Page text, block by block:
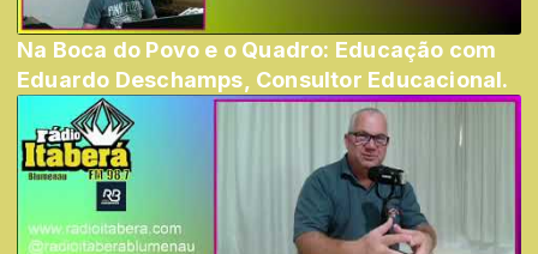
Na Boca do Povo e o Quadro: Educação com
Eduardo Deschamps, Consultor Educacional.